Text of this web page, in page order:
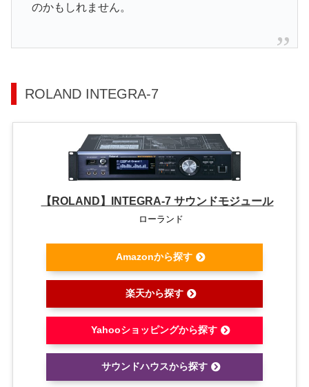
のかもしれません。
ROLAND INTEGRA-7
【ROLAND】INTEGRA-7 サウンドモジュール
ローランド
Amazonから探す
楽天から探す
Yahooショッピングから探す
サウンドハウスから探す